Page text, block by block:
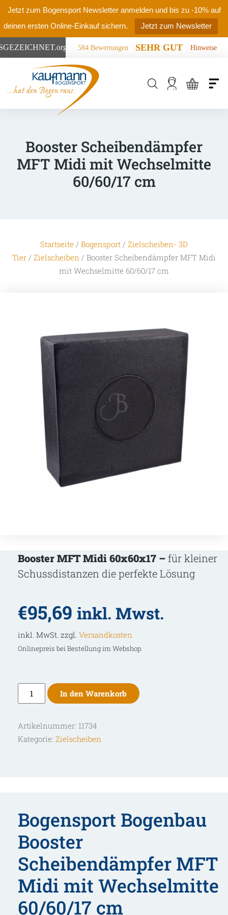
Jetzt zum Bogensport Newsletter anmelden und bis zu -10% auf
deinen ersten Online-Einkauf sichern.
Jetzt zum Newsletter
.org 584 Bewertungen SEHR GUT Hinweise
Products
search
Booster Scheibendämpfer
MFT Midi mit Wechselmitte
60/60/17 cm
Startseite / Bogensport / Zielscheiben- 3D
Tier / Zielscheiben / Booster Scheibendämpfer MFT Midi
mit Wechselmitte 60/60/17 cm
Booster MFT Midi 60x60x17 –für kleiner
Schussdistanzen die perfekte Lösung
€95,69 inkl. Mwst.
inkl. MwSt. zzgl. Versandkosten
Onlinepreis bei Bestellung im Webshop
Booster
Scheibendämpfer
Midi
mit
In den Warenkorb
Artikelnummer: 11734
Kategorie: Zielscheiben
Bogensport Bogenbau
Booster
Scheibendämpfer MFT
Midi mit Wechselmitte
60/60/17 cm